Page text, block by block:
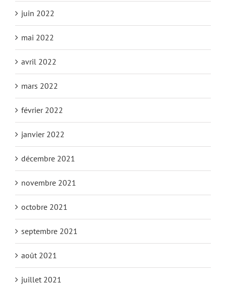
juin 2022
mai 2022
avril 2022
mars 2022
février 2022
janvier 2022
décembre 2021
novembre 2021
octobre 2021
septembre 2021
août 2021
juillet 2021